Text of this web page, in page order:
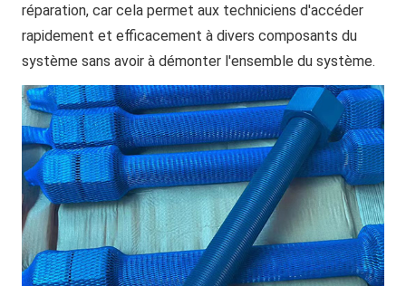
réparation, car cela permet aux techniciens d'accéder
rapidement et efficacement à divers composants du
système sans avoir à démonter l'ensemble du système.